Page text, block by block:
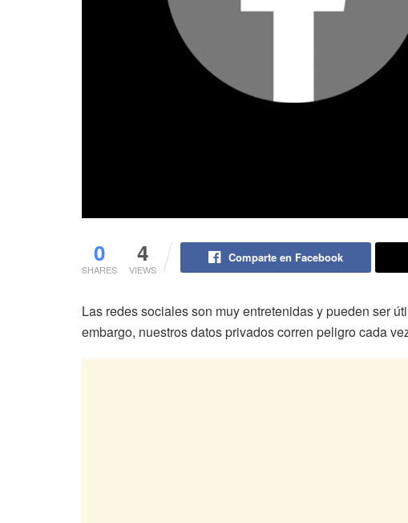
0
SHARES
4
VIEWS
Comparte en Facebook
Las redes sociales son muy entretenidas y pueden ser
embargo, nuestros datos privados corren peligro cada